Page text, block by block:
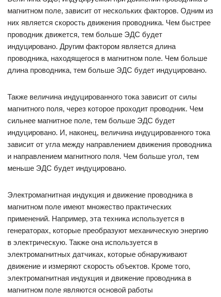
магнитном поле, зависит от нескольких факторов. Одним из
них является скорость движения проводника. Чем быстрее
проводник движется, тем больше ЭДС будет
индуцировано. Другим фактором является длина
проводника, находящегося в магнитном поле. Чем больше
длина проводника, тем больше ЭДС будет индуцировано.
Также величина индуцированного тока зависит от силы
магнитного поля, через которое проходит проводник. Чем
сильнее магнитное поле, тем больше ЭДС будет
индуцировано. И, наконец, величина индуцированного тока
зависит от угла между направлением движения проводника
и направлением магнитного поля. Чем больше угол, тем
меньше ЭДС будет индуцировано.
Электромагнитная индукция и движение проводника в
магнитном поле имеют множество практических
применений. Например, эта техника используется в
генераторах, которые преобразуют механическую энергию
в электрическую. Также она используется в
электромагнитных датчиках, которые обнаруживают
движение и измеряют скорость объектов. Кроме того,
электромагнитная индукция и движение проводника в
магнитном поле являются основой работы